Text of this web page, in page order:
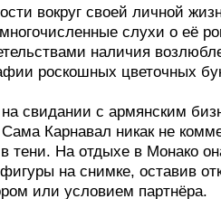
вокруг своей личной
слухи о её
наличия
роскошных цветочных
свидании с армянским
Карнавал никак не
тени. На отдыхе в Монако
на снимке, оставив
или условием партнёра.